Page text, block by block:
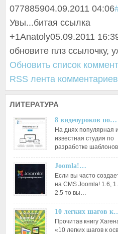
077885904.09.2011 04:06
Увы...битая ссылка
+1Anatoly05.09.2011
обновите плз ссылочку,
Обновить список
RSS лента
ЛИТЕРАТУРА
8 видеоуроков по…
На днях популярная и
известная студия по
разработке
Joomla!…
Если вы часто
на CMS Joomla! 1.6,
2.5 то вы…
10 легких шагов
Прочитав книгу
«10 легких шагов к